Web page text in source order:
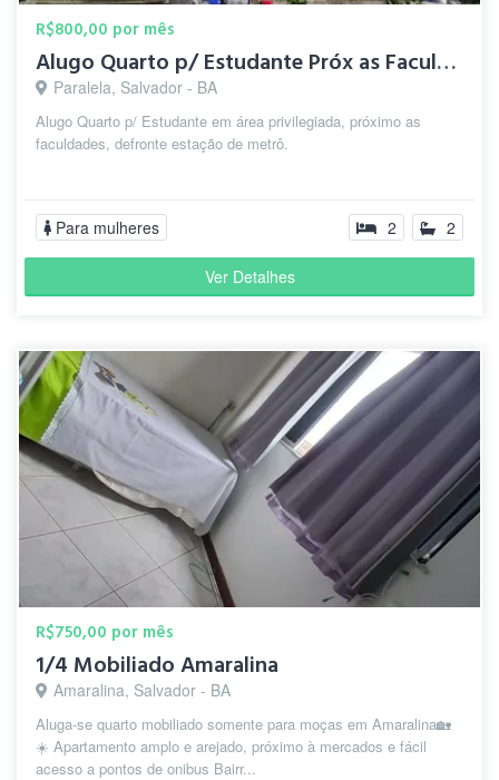
R$800,00 por mês
Alugo Quarto p/ Estudante Próx as Faculdades
Paralela, Salvador - BA
Alugo Quarto p/ Estudante em área privilegiada, próximo as
faculdades, defronte estação de metrô.
Para mulheres 2 2
Ver Detalhes
R$750,00 por mês
1/4 Mobiliado Amaralina
Amaralina, Salvador - BA
Aluga-se quarto mobiliado somente para moças em Amaralina🏡
☀️ Apartamento amplo e arejado, próximo à mercados e fácil
acesso a pontos de onibus Bairr...